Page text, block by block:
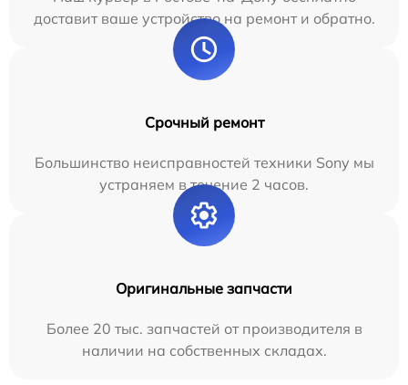
доставит ваше устройство на ремонт и обратно.
Срочный ремонт
Большинство неисправностей техники Sony мы
устраняем в течение 2 часов.
Оригинальные запчасти
Более 20 тыс. запчастей от производителя в
наличии на собственных складах.